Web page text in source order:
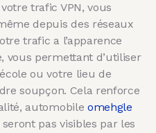
trafic VPN, vous
depuis des réseaux
trafic a l’apparence
vous permettant d’utiliser
ou votre lieu de
soupçon. Cela renforce
automobile omehgle
pas visibles par les